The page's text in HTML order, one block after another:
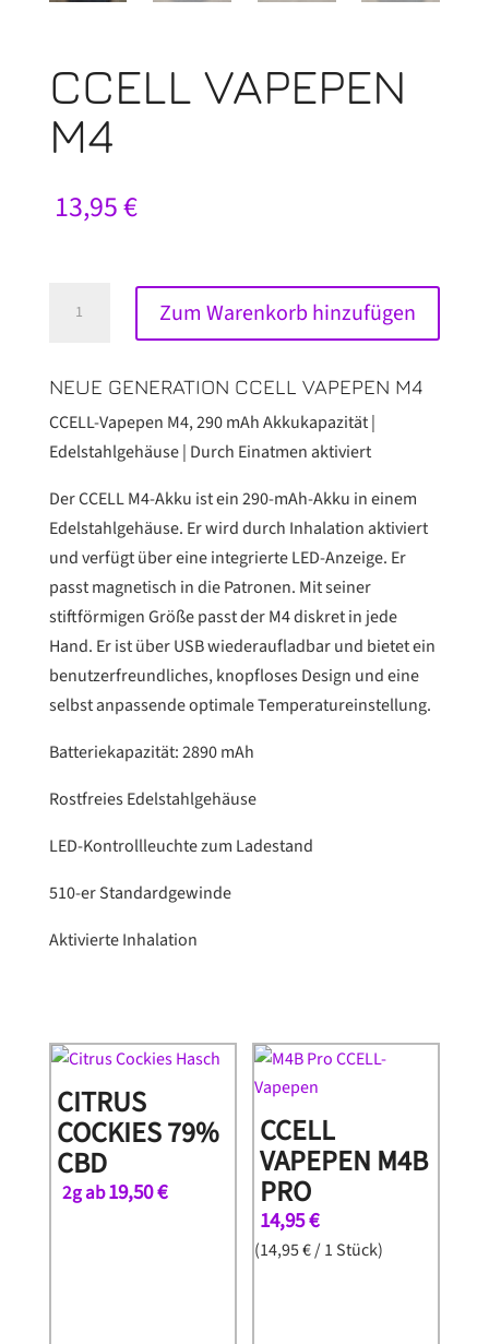
CCELL VAPEPEN
M4
13,95€
Menge
Zum Warenkorb hinzufügen
NEUE GENERATION CCELL VAPEPEN M4
CCELL-Vapepen M4, 290 mAh Akkukapazität |
Edelstahlgehäuse | Durch Einatmen aktiviert
Der CCELL M4-Akku ist ein 290-mAh-Akku in einem
Edelstahlgehäuse. Er wird durch Inhalation aktiviert
und verfügt über eine integrierte LED-Anzeige. Er
passt magnetisch in die Patronen. Mit seiner
stiftförmigen Größe passt der M4 diskret in jede
Hand. Er ist über USB wiederaufladbar und bietet ein
benutzerfreundliches, knopfloses Design und eine
selbst anpassende optimale Temperatureinstellung.
Batteriekapazität: 2890 mAh
Rostfreies Edelstahlgehäuse
LED-Kontrollleuchte zum Ladestand
510-er Standardgewinde
Aktivierte Inhalation
CITRUS
COCKIES 79%
CBD
2g ab19,50€
CCELL
VAPEPEN M4B
PRO
14,95€
(14,95€/ 1 Stück)